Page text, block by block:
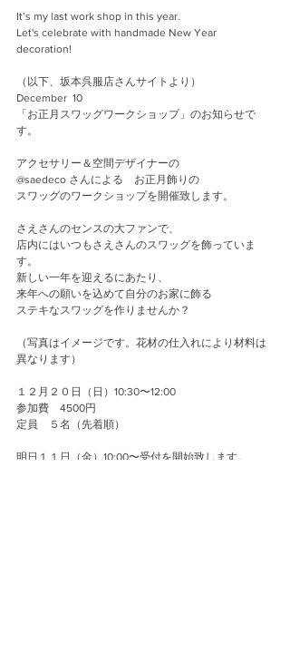
It’s my last work shop in this year.
Let's celebrate with handmade New Year
decoration!
（以下、坂本呉服店さんサイトより）
December  10
「お正月スワッグワークショップ」のお知らせで
す。
アクセサリー＆空間デザイナーの
@saedeco さんによる　お正月飾りの
スワッグのワークショップを開催致します。
さえさんのセンスの大ファンで、
店内にはいつもさえさんのスワッグを飾っていま
す。
新しい一年を迎えるにあたり、
来年への願いを込めて自分のお家に飾る
ステキなスワッグを作りませんか？
（写真はイメージです。花材の仕入れにより材料は
異なります）
１２月２０日（日）10:30〜12:00
参加費　4500円
定員　５名（先着順）
明日１１日（金）10:00〜受付を開始致します。